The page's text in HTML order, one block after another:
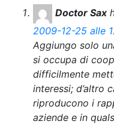
Doctor Sax
2009-12-25 alle
Aggiungo solo
si occupa di
difficilmente
interessi; d’altro
riproducono i
aziende e in